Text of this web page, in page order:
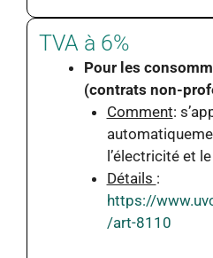
TVA à 6%
Pour les
(contrats non-
Comment:
l’électricité et
Détails :
https://
/art-8110